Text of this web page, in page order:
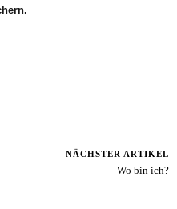
NÄCHSTER ARTIKEL
Wo bin ich?